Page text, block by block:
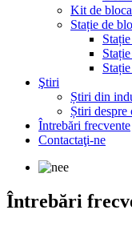
Kit de
Stație de
Ştiri
Știri din
Știri despre
Întrebări frecvente
Contactaţi-ne
Întrebări